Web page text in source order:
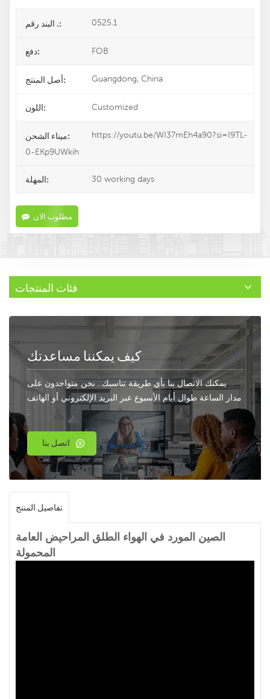
البند رقم .: 0525.1
دفع: FOB
أصل المنتج: Guangdong, China
اللون: Customized
ميناء الشحن:
https://youtu.be/WI37mEh4a90?si=I9TL-
0-EKp9UWkih
المهلة: 30 working days
مطلوب الان
فئات المنتجات
كيف يمكننا مساعدتك
يمكنك الاتصال بنا بأي طريقة تناسبك . نحن متواجدون على
مدار الساعة طوال أيام الأسبوع عبر البريد الإلكتروني أو الهاتف
.
اتصل بنا
تفاصيل المنتج
الصين المورد في الهواء الطلق المراحيض العامة
المحمولة